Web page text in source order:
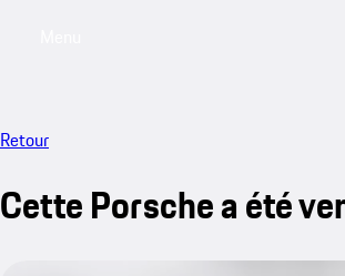
Retour
Cette Porsche a été